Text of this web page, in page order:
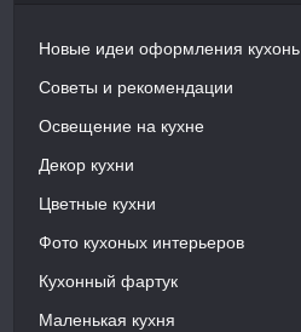
Новые идеи оформления кухонь
Советы и рекомендации
Освещение на кухне
Декор кухни
Цветные кухни
Фото кухоных интерьеров
Кухонный фартук
Маленькая кухня